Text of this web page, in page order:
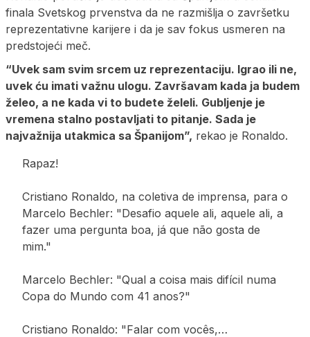
finala Svetskog prvenstva da ne razmišlja o završetku
reprezentativne karijere i da je sav fokus usmeren na
predstojeći meč.
“Uvek sam svim srcem uz reprezentaciju. Igrao ili ne,
uvek ću imati važnu ulogu. Završavam kada ja budem
želeo, a ne kada vi to budete želeli. Gubljenje je
vremena stalno postavljati to pitanje. Sada je
najvažnija utakmica sa Španijom”, rekao je Ronaldo.
Rapaz!
Cristiano Ronaldo, na coletiva de imprensa, para o
Marcelo Bechler: "Desafio aquele ali, aquele ali, a
fazer uma pergunta boa, já que não gosta de
mim."
Marcelo Bechler: "Qual a coisa mais difícil numa
Copa do Mundo com 41 anos?"
Cristiano Ronaldo: "Falar com vocês,…